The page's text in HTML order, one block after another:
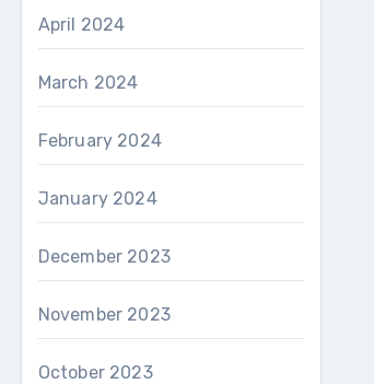
April 2024
March 2024
February 2024
January 2024
December 2023
November 2023
October 2023